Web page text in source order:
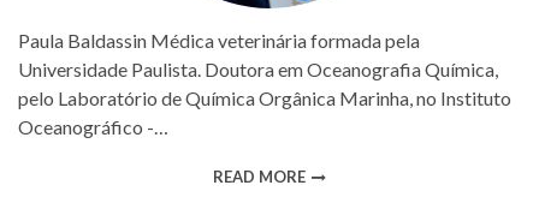
Paula Baldassin Médica veterinária formada pela
Universidade Paulista. Doutora em Oceanografia Química,
pelo Laboratório de Química Orgânica Marinha, no Instituto
Oceanográfico -…
READ MORE